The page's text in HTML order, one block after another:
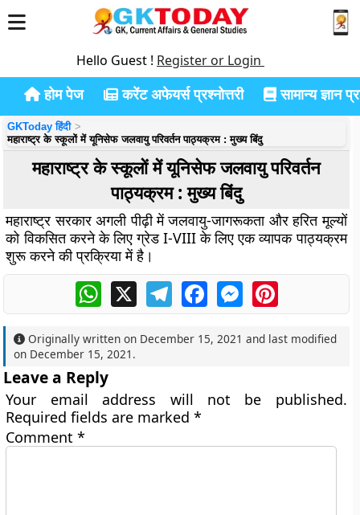
Hello Guest ! Register or Login
होम पेज करेंट अफेयर्स प्रश्नोत्तरी सामान्य ज्ञान
GKToday हिंदी
महाराष्ट्र के स्कूलों में यूनिसेफ जलवायु परिवर्तन पाठ्यक्रम : मुख्य बिंदु
महाराष्ट्र के स्कूलों में यूनिसेफ जलवायु परिवर्तन
पाठ्यक्रम : मुख्य बिंदु
महाराष्ट्र सरकार अगली पीढ़ी में जलवायु-जागरूकता और हरित मूल्यों
को विकसित करने के लिए ग्रेड I-VIII के लिए एक व्यापक पाठ्यक्रम
शुरू करने की प्रक्रिया में है।
WhatsApp
X TelegramFacebookMessengerPinterest
Originally written on December 15, 2021 and last modified
on December 15, 2021 .
Leave a Reply
Your email address will not be published.
Required fields are marked*
Comment*